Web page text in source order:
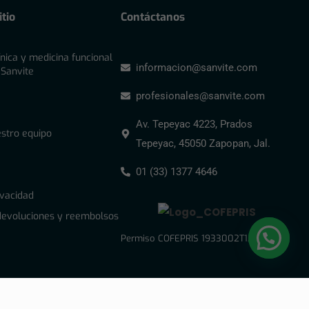
y medicina funcional
equipo
y reembolsos
Contáctanos
informacion@sanvite.com
profesionales@sanvite.com
Av. Tepeyac 4223, Prados
Tepeyac, 45050 Zapopan, Jal.
01 (33) 1377 4646
Permiso COFEPRIS 1933002T1A0867